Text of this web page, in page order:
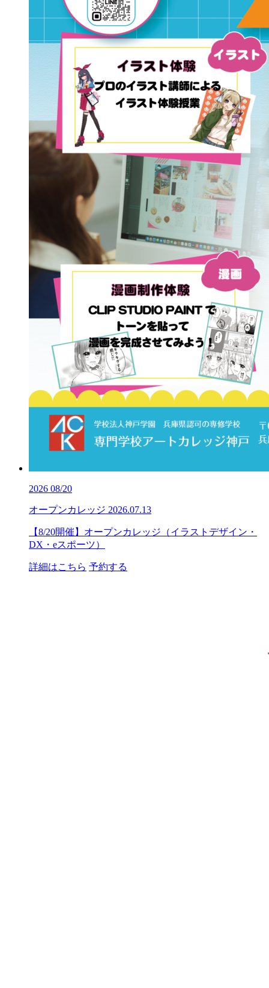
2026 08/20
オープンカレッジ 2026.07.13
【8/20開催】オープンカレッジ（イラストデザイン・
DX・eスポーツ）
詳細はこちら 予約する